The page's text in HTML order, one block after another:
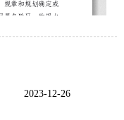
2023-12-26